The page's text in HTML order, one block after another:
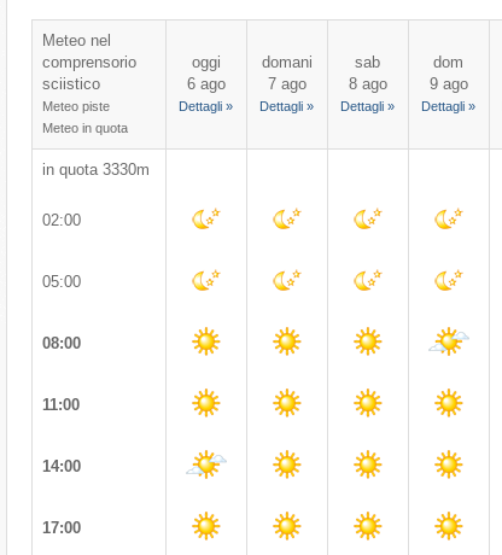
Meteo nel
comprensorio
sciistico
Meteo piste
Meteo in quota
oggi
6 ago
Dettagli »
domani
7 ago
Dettagli »
sab
8 ago
Dettagli »
dom
9 ago
Dettagli »
in quota 3330m
02:00
05:00
08:00
11:00
14:00
17:00